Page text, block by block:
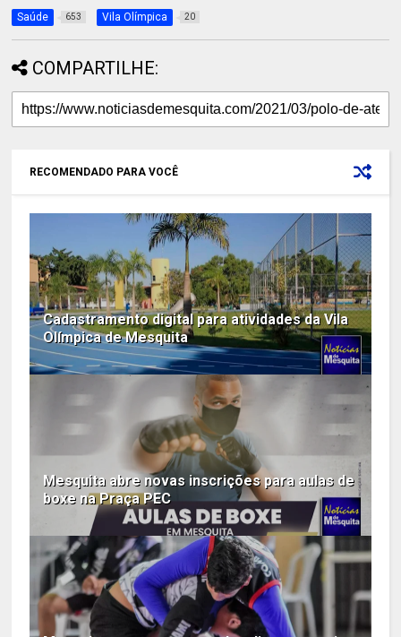
Saúde 653 Vila Olímpica 20
COMPARTILHE:
RECOMENDADO PARA VOCÊ
Cadastramento digital para atividades da Vila
Olímpica de Mesquita
Mesquita abre novas inscrições para aulas de
boxe na Praça PEC